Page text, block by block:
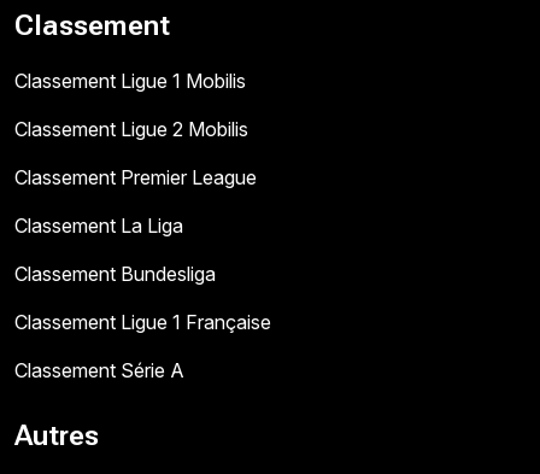
Classement
Classement Ligue 1 Mobilis
Classement Ligue 2 Mobilis
Classement Premier League
Classement La Liga
Classement Bundesliga
Classement Ligue 1 Française
Classement Série A
Autres